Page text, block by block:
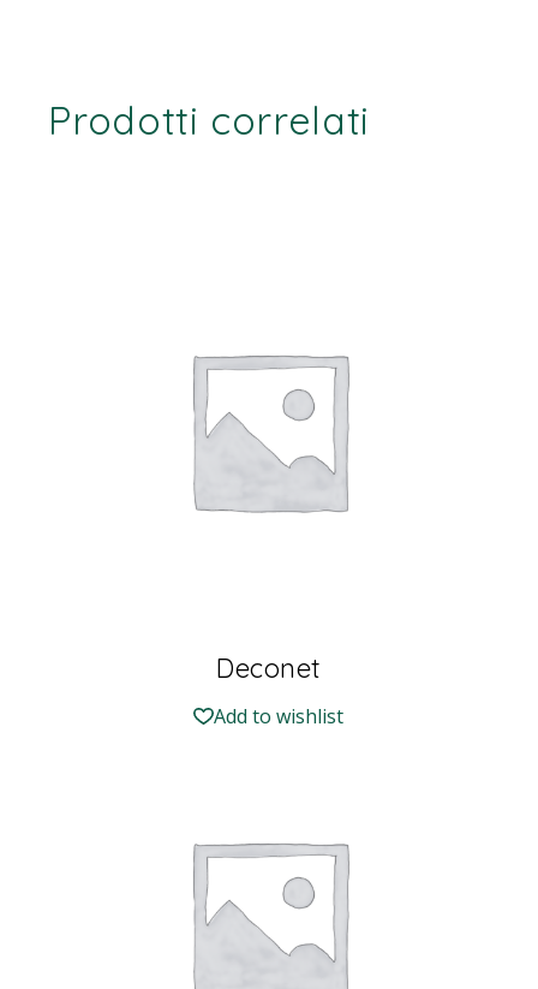
Prodotti correlati
Deconet
Add to wishlist